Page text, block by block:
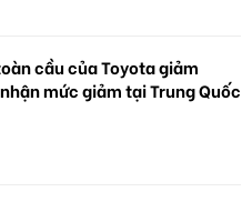
cầu của Toyota giảm
mức giảm tại Trung Quốc